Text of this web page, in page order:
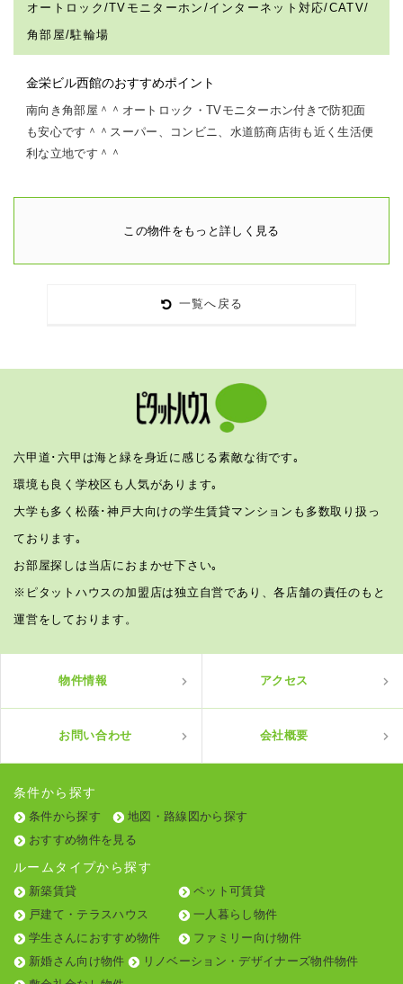
オートロック/TVモニターホン/インターネット対応/CATV/
角部屋/駐輪場
金栄ビル西館のおすすめポイント
南向き角部屋＾＾オートロック・TVモニターホン付きで防犯面
も安心です＾＾スーパー、コンビニ、水道筋商店街も近く生活便
利な立地です＾＾
この物件をもっと詳しく見る
一覧へ戻る
六甲道･六甲は海と緑を身近に感じる素敵な街です｡
環境も良く学校区も人気があります｡
大学も多く松蔭･神戸大向けの学生賃貸マンションも多数取り扱っ
ております｡
お部屋探しは当店におまかせ下さい｡
※ピタットハウスの加盟店は独立自営であり、各店舗の責任のもと
運営をしております。
物件情報 アクセス
お問い合わせ 会社概要
条件から探す
条件から探す
地図・路線図から探す
おすすめ物件を見る
ルームタイプから探す
新築賃貸
ペット可賃貸
戸建て・テラスハウス
一人暮らし物件
学生さんにおすすめ物件
ファミリー向け物件
新婚さん向け物件
リノベーション・デザイナーズ物件物件